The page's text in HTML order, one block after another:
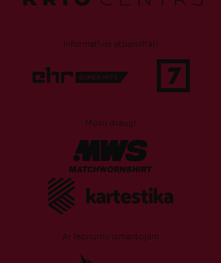
Informatīvie atbalstītāji
Mūsu draugi
Ar lepnumu izmantojam